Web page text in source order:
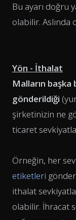
Bu ayarı doğru
olabilir. Aslında
Yön - İthalat
Malların
gönderildiği
şirketinizin ne
ticaret
Örneğin, her
etiketleri
ithalat
olabilir. İhracat